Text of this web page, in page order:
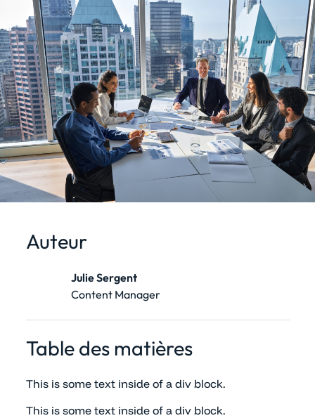
Auteur
Julie Sergent
Content Manager
Table des matières
This is some text inside of a div block.
This is some text inside of a div block.